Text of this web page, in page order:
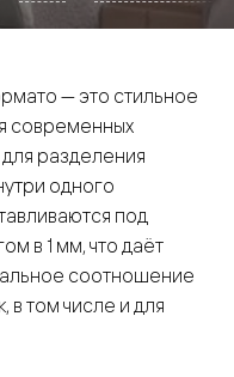
— это стильное
современных
разделения
одного
под
в 1 мм, что даёт
соотношение
в том числе и для